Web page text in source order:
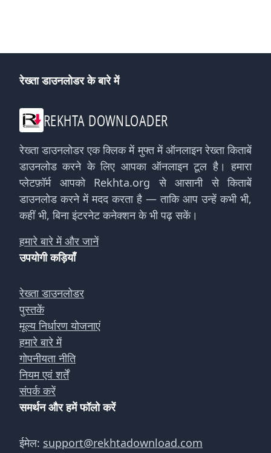
रेख्ता डाउनलोडर के बारे में
REKHTA DOWNLOADER
रेख्ता डाउनलोडर एक क्लिक में मुफ्त में ऑनलाइन रेख्ता किताबें
डाउनलोड करने के लिए आपका ऑनलाइन टूल है। हमारा
प्लेटफ़ॉर्म आपको Rekhta.org से आसानी से किताबें
डाउनलोड करने में मदद करता है — ताकि आप उन्हें कभी भी,
कहीं भी, बिना इंटरनेट कनेक्शन के भी पढ़ सकें।
हमारे बारे में और जानें
उपयोगी कड़ियाँ
रेख्ता डाउनलोडर
पुस्तकें
मूल्य निर्धारण योजनाएं
हमारे बारे में
गोपनीयता नीति
नियम एवं शर्तें
संपर्क करें
समर्थन और हमें फॉलो करें
ईमेल: support@rekhtadownload.com